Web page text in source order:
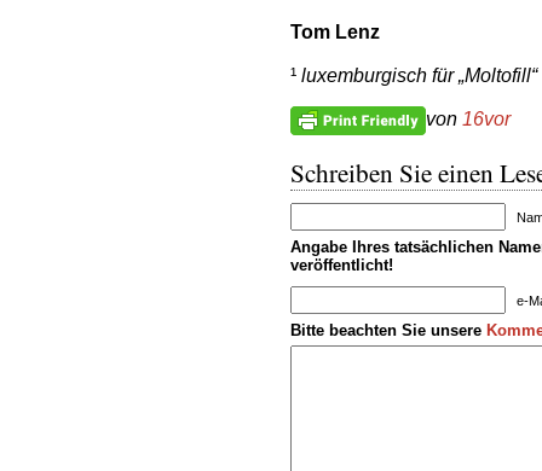
Tom Lenz
¹ luxemburgisch für „Moltofill“
von 16vor
Schreiben Sie einen
Angabe Ihres tatsächlichen
veröffentlicht!
e-
Bitte beachten Sie unsere